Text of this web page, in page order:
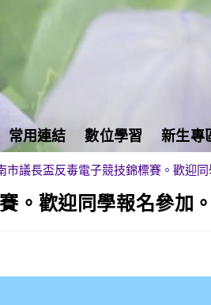
常用連結 數位學習 新生專
市議長盃反毒電子競技錦標賽。歡迎同
。歡迎同學報名參加。